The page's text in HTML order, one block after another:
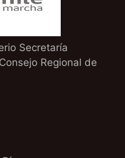
Secretaría
Regional de